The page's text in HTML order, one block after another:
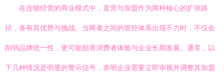
在连锁经营的商业模式中，直营与加盟作为两种核心的扩张路
径，各有其优势与挑战。当两者之间的管控体系出现不力时，不仅会
削弱品牌统一性，更可能损害消费者体验与企业长期发展。通常，以
下几种情况是明显的警示信号，表明企业需要立即审视并调整其加盟